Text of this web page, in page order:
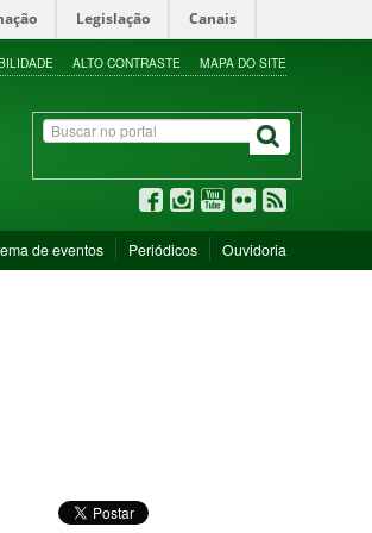
Legislação Canais
ALTO CONTRASTE MAPA DO SITE
de eventos Periódicos Ouvidoria